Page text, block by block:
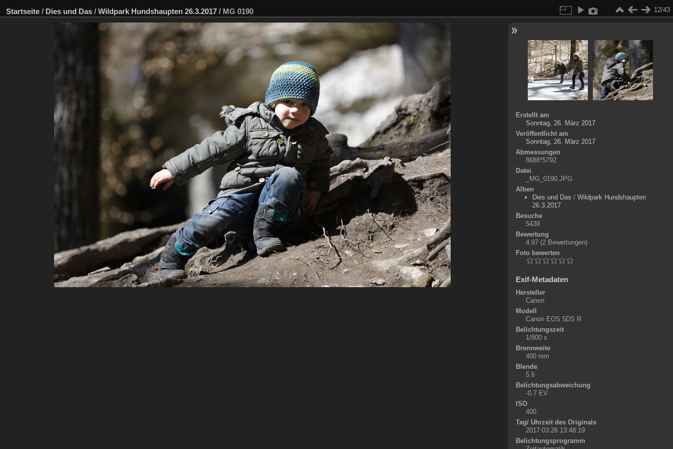
Startseite / Dies und Das / Wildpark Hundshaupten 26.3.2017 / MG 0190 12/43
Erstellt am
Sonntag, 26. März 2017
Veröffentlicht am
Sonntag, 26. März 2017
Abmessungen
8688*5792
Datei
_MG_0190.JPG
Alben
Dies und Das / Wildpark Hundshaupten
26.3.2017
Besuche
5439
Bewertung
4.97 (2 Bewertungen)
Foto bewerten
Exif-Metadaten
Hersteller
Canon
Modell
Canon EOS 5DS R
Belichtungszeit
1/800 s
Brennweite
400 mm
Blende
5.6
Belichtungsabweichung
-0.7 EV
ISO
400
Tag/ Uhrzeit des Originals
2017:03:26 13:48:19
Belichtungsprogramm